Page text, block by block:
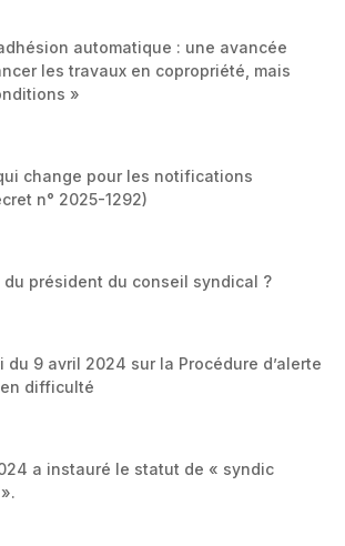
automatique : une avancée
les travaux en copropriété, mais
»
change pour les notifications
n° 2025-1292)
du président du conseil syndical ?
du 9 avril 2024 sur la Procédure d’alerte
difficulté
a instauré le statut de « syndic